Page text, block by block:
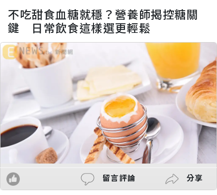
不吃甜食血糖就穩？營養師揭控糖關
鍵 日常飲食這樣選更輕鬆
留言評論 分享